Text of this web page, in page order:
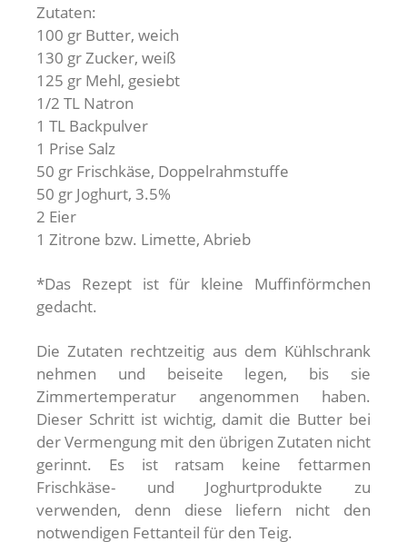
Zutaten:
100 gr Butter, weich
130 gr Zucker, weiß
125 gr Mehl, gesiebt
1/2 TL Natron
1 TL Backpulver
1 Prise Salz
50 gr Frischkäse, Doppelrahmstuffe
50 gr Joghurt, 3.5%
2 Eier
1 Zitrone bzw. Limette, Abrieb
*Das Rezept ist für kleine Muffinförmchen
gedacht.
Die Zutaten rechtzeitig aus dem Kühlschrank
nehmen und beiseite legen, bis sie
Zimmertemperatur angenommen haben.
Dieser Schritt ist wichtig, damit die Butter bei
der Vermengung mit den übrigen Zutaten nicht
gerinnt. Es ist ratsam keine fettarmen
Frischkäse- und Joghurtprodukte zu
verwenden, denn diese liefern nicht den
notwendigen Fettanteil für den Teig.